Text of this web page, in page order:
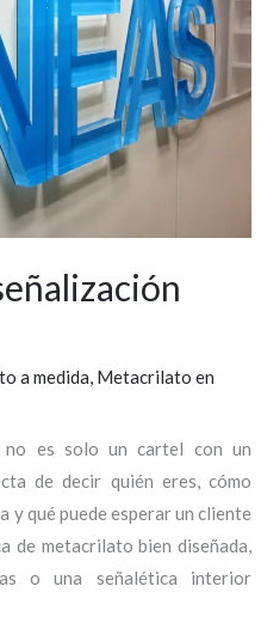
a medida, Metacrilato en
no es solo un cartel con un
de decir quién eres, cómo
y qué puede esperar un cliente
de metacrilato bien diseñada,
o una señalética interior